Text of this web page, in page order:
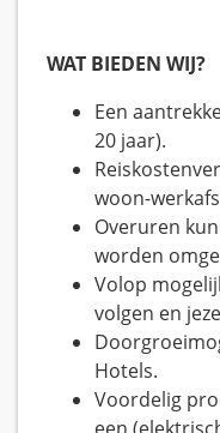
WAT BIEDEN WIJ?
Een
20 jaar).
woon-
Overuren
worden
Volop
volgen en
Hotels.
Voordelig